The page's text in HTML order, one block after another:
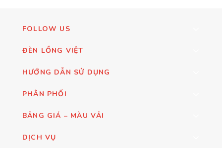
FOLLOW US
ĐÈN LỒNG VIỆT
HƯỚNG DẪN SỬ DỤNG
PHÂN PHỐI
BẢNG GIÁ – MÀU VẢI
DỊCH VỤ